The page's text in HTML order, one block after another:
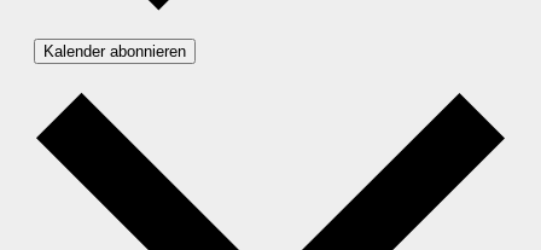
Kalender abonnieren